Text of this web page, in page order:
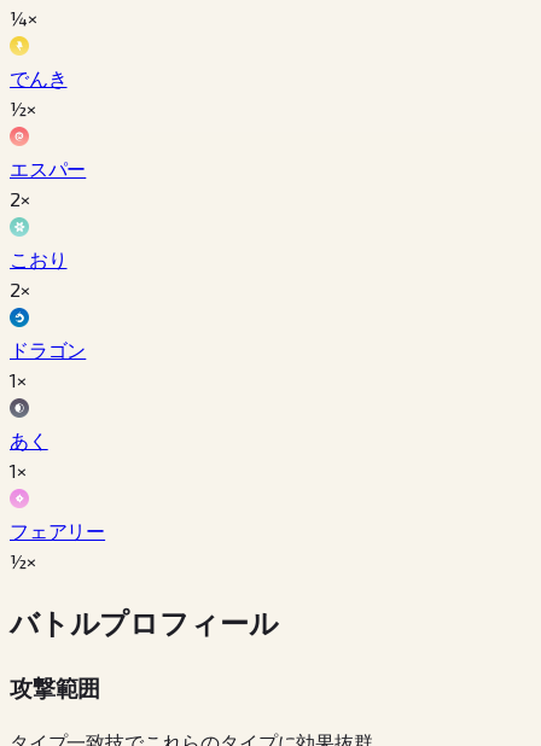
¼×
でんき
½×
エスパー
2×
こおり
2×
ドラゴン
1×
あく
1×
フェアリー
½×
バトルプロフィール
攻撃範囲